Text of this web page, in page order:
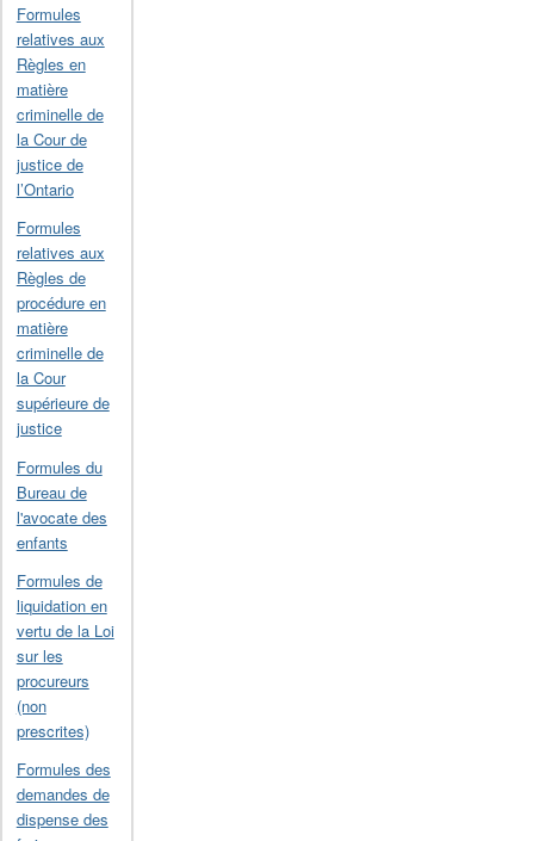
Formules
relatives aux
Règles en
matière
criminelle de
la Cour de
justice de
l’Ontario
Formules
relatives aux
Règles de
procédure en
matière
criminelle de
la Cour
supérieure de
justice
Formules du
Bureau de
l'avocate des
enfants
Formules de
liquidation en
vertu de la Loi
sur les
procureurs
(non
prescrites)
Formules des
demandes de
dispense des